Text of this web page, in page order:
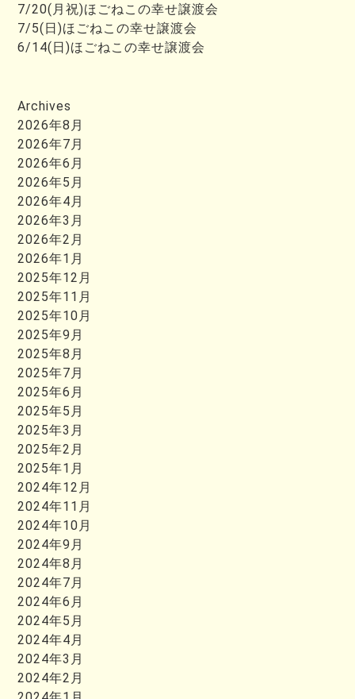
7/20(月祝)ほごねこの幸せ譲渡会
7/5(日)ほごねこの幸せ譲渡会
6/14(日)ほごねこの幸せ譲渡会
Archives
2026年8月
2026年7月
2026年6月
2026年5月
2026年4月
2026年3月
2026年2月
2026年1月
2025年12月
2025年11月
2025年10月
2025年9月
2025年8月
2025年7月
2025年6月
2025年5月
2025年3月
2025年2月
2025年1月
2024年12月
2024年11月
2024年10月
2024年9月
2024年8月
2024年7月
2024年6月
2024年5月
2024年4月
2024年3月
2024年2月